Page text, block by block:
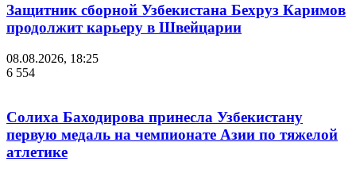
Защитник сборной Узбекистана Бехруз Каримов
продолжит карьеру в Швейцарии
08.08.2026, 18:25
6 554
Солиха Баходирова принесла Узбекистану
первую медаль на чемпионате Азии по тяжелой
атлетике